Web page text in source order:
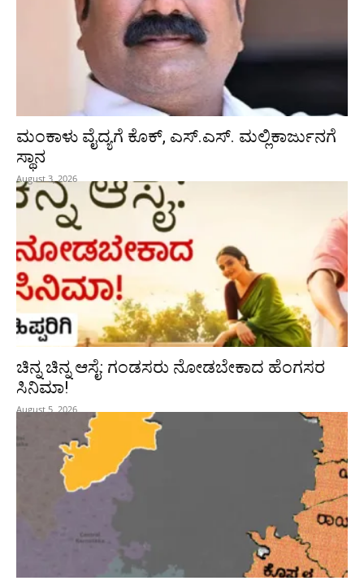
ಮಂಕಾಳು ವೈದ್ಯಗೆ ಕೊಕ್‌, ಎಸ್‌.ಎಸ್‌. ಮಲ್ಲಿಕಾರ್ಜುನಗೆ
ಸ್ಥಾನ
August 3, 2026
ಚಿನ್ನ ಚಿನ್ನ ಆಸೈ: ಗಂಡಸರು ನೋಡಬೇಕಾದ ಹೆಂಗಸರ
ಸಿನಿಮಾ!
August 5, 2026